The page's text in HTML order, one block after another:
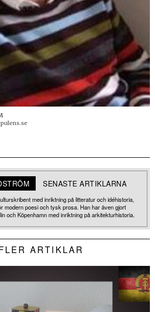
SENASTE ARTIKLARNA
med inriktning på litteratur och idéhistoria,
modern poesi och tysk prosa. Han har även gjort
och Köpenhamn med inriktning på arkitekturhistoria.
ARTIKLAR